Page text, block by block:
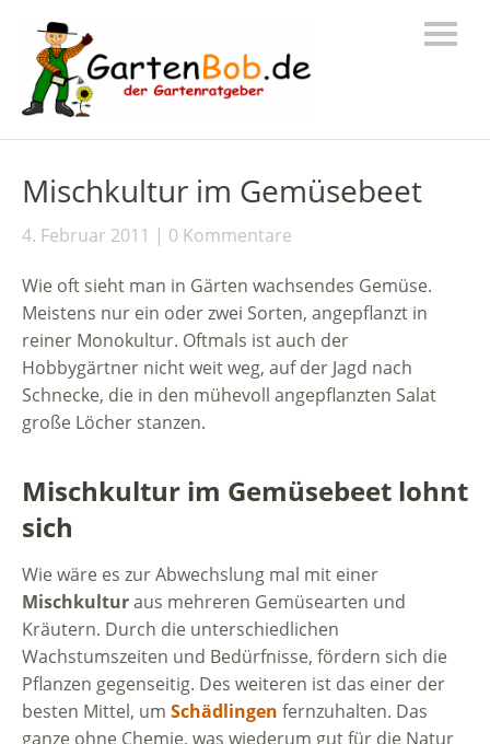
Mischkultur im Gemüsebeet
4. Februar 2011 0 Kommentare
Wie oft sieht man in Gärten wachsendes Gemüse.
Meistens nur ein oder zwei Sorten, angepflanzt in
reiner Monokultur. Oftmals ist auch der
Hobbygärtner nicht weit weg, auf der Jagd nach
Schnecke, die in den mühevoll angepflanzten Salat
große Löcher stanzen.
Mischkultur im Gemüsebeet lohnt
sich
Wie wäre es zur Abwechslung mal mit einer
Mischkulturaus mehreren Gemüsearten und
Kräutern. Durch die unterschiedlichen
Wachstumszeiten und Bedürfnisse, fördern sich die
Pflanzen gegenseitig. Des weiteren ist das einer der
besten Mittel, um Schädlingen fernzuhalten. Das
ganze ohne Chemie, was wiederum gut für die Natur